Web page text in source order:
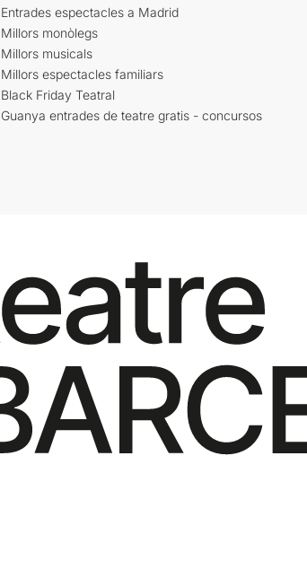
Entrades espectacles a Madrid
Millors monòlegs
Millors musicals
Millors espectacles familiars
Black Friday Teatral
Guanya entrades de teatre gratis - concursos